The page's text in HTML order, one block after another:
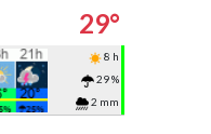
29°
8 h
29 %
2 mm